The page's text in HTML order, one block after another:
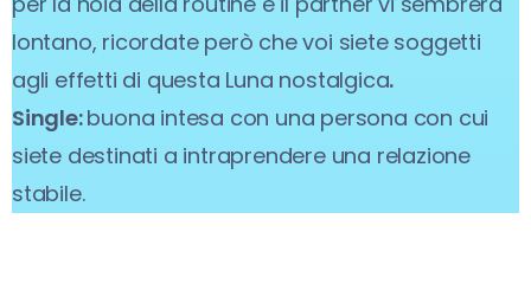
lontano, ricordate però che voi siete soggetti
agli effetti di questa Luna nostalgica.
Single:buona intesa con una persona con cui
siete destinati a intraprendere una relazione
stabile.